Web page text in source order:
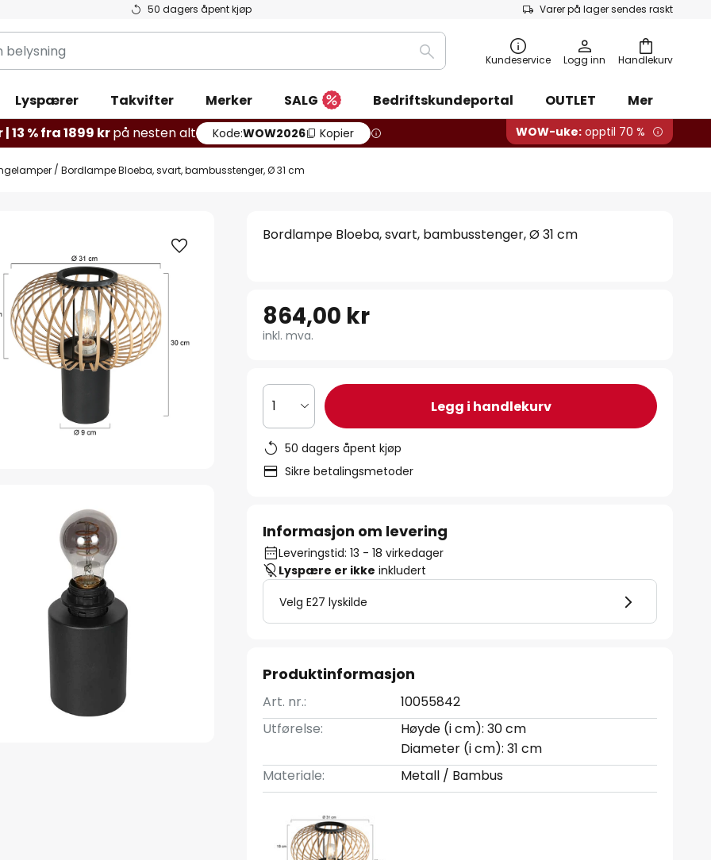
50 dagers åpent kjøp Varer på lager sendes raskt
Handlekurv
Søk Kundeservice Logg inn
Lyspærer Takvifter Merker SALG Bedriftskundeportal OUTLET
Mer
13 % fra 1899 krpå nesten alt Kode:WOW2026 Kopier WOW-uke: opptil 70 %
Bordlampe Bloeba, svart, bambusstenger, Ø 31 cm
Bordlampe Bloeba, svart, bambusstenger, Ø 31 cm
864,00 kr
inkl. mva.
1 Legg i handlekurv
50 dagers åpent kjøp
Sikre betalingsmetoder
Informasjon om levering
Leveringstid: 13 - 18 virkedager
Lyspære er ikke inkludert
Velg E27 lyskilde
Produktinformasjon
Art. nr.:
10055842
Utførelse:
Høyde (i cm): 30 cm
Diameter (i cm): 31 cm
Materiale:
Metall / Bambus